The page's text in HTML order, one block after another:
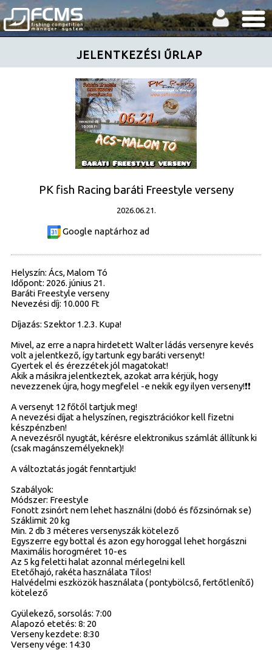
JELENTKEZÉSI ŰRLAP
PK fish Racing baráti Freestyle verseny
2026.06.21.
Google naptárhoz ad
Helyszín: Ács, Malom Tó
Időpont: 2026. június 21.
Baráti Freestyle verseny
Nevezési díj: 10.000 Ft
Díjazás: Szektor 1.2.3. Kupa!
Mivel, az erre a napra hirdetett Walter ládás versenyre kevés
volt a jelentkező, így tartunk egy baráti versenyt!
Gyertek el és érezzétek jól magatokat!
Akik a másikra jelentkeztek, azokat arra kérjük, hogy
nevezzenek újra, hogy megfelel -e nekik egy ilyen verseny!❗❗
A versenyt 12 főtől tartjuk meg!
A nevezési díjat a helyszínen, regisztrációkor kell fizetni
készpénzben!
A nevezésről nyugtát, kérésre elektronikus számlát állítunk ki
(csak magánszemélyeknek)!
A változtatás jogát fenntartjuk!
Szabályok:
Módszer: Freestyle
Fonott zsinórt nem lehet használni (dobó és főzsinórnak se)
Száklimit 20 kg
Min. 2 db 3 méteres versenyszák kötelező
Egyszerre egy bottal és azon egy horoggal lehet horgászni
Maximális horogméret 10-es
Az 5 kg feletti halat azonnal mérlegelni kell
Etetőhajó, rakéta használata Tilos!
Halvédelmi eszközök használata ( pontybölcső, fertőtlenítő)
kötelező
Gyülekező, sorsolás: 7:00
Alapozó etetés: 8: 20
Verseny kezdete: 8:30
Verseny vége: 14:30